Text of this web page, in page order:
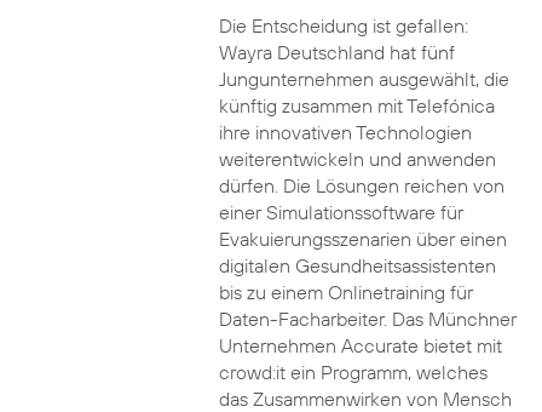
Die Entscheidung ist gefallen:
Wayra Deutschland hat fünf
Jungunternehmen ausgewählt, die
künftig zusammen mit Telefónica
ihre innovativen Technologien
weiterentwickeln und anwenden
dürfen. Die Lösungen reichen von
einer Simulationssoftware für
Evakuierungsszenarien über einen
digitalen Gesundheitsassistenten
bis zu einem Onlinetraining für
Daten-Facharbeiter. Das Münchner
Unternehmen Accurate bietet mit
crowd:it ein Programm, welches
das Zusammenwirken von Mensch